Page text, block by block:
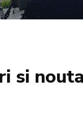
si